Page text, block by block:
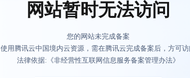
网站暂时无法访问
您的网站未完成备案
使用腾讯云中国境内云资源，需在腾讯云完成备案后，方可
法律依据:《非经营性互联网信息服务备案管理办法》